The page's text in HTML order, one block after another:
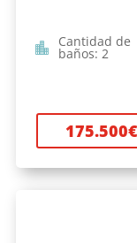
Cantidad de
baños: 2
175.500€